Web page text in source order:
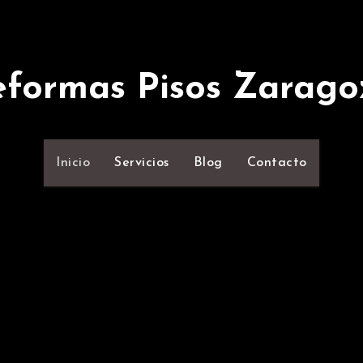
Pisos
Inicio Servicios Blog Contacto